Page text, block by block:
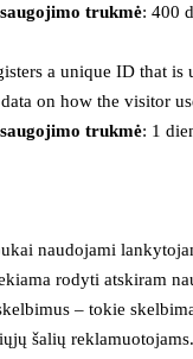
trukmė: 400
a unique ID that is
on how the visitor
trukmė: 1
naudojami
rodyti atskiram
– tokie
šalių reklamuotojams.